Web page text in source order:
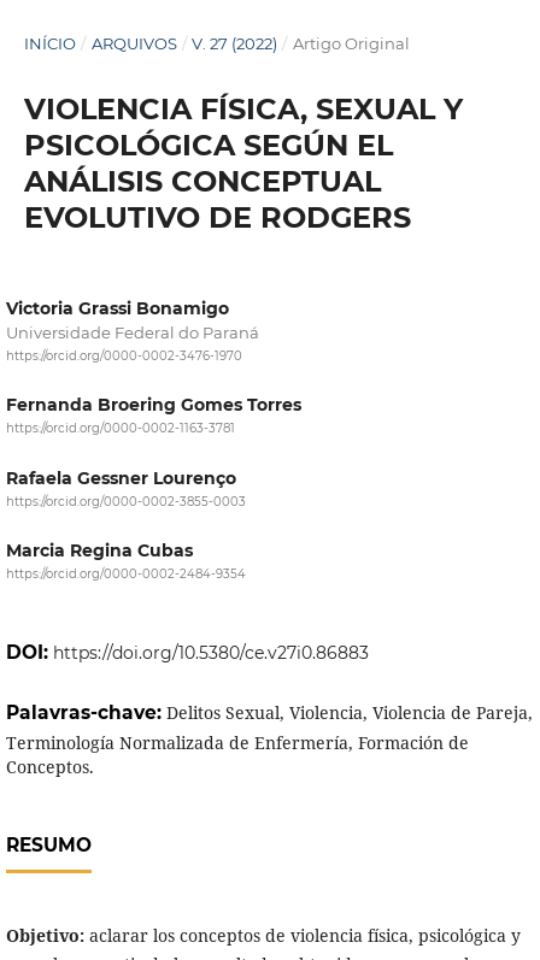
INÍCIO / ARQUIVOS / V. 27 (2022) / Artigo Original
VIOLENCIA FÍSICA, SEXUAL Y
PSICOLÓGICA SEGÚN EL
ANÁLISIS CONCEPTUAL
EVOLUTIVO DE RODGERS
Victoria Grassi Bonamigo
Universidade Federal do Paraná
https://orcid.org/0000-0002-3476-1970
Fernanda Broering Gomes Torres
https://orcid.org/0000-0002-1163-3781
Rafaela Gessner Lourenço
https://orcid.org/0000-0002-3855-0003
Marcia Regina Cubas
https://orcid.org/0000-0002-2484-9354
DOI: https://doi.org/10.5380/ce.v27i0.86883
Palavras-chave: Delitos Sexual, Violencia, Violencia de Pareja,
Terminología Normalizada de Enfermería, Formación de
Conceptos.
RESUMO
Objetivo:aclarar los conceptos de violencia física, psicológica y